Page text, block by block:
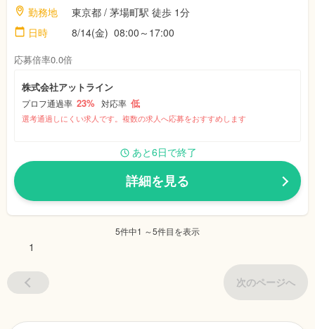
勤務地
東京都 / 茅場町駅 徒歩 1分
日時
8/14(金) 08:00～17:00
応募倍率0.0倍
株式会社アットライン
プロフ通過率 23% 対応率 低
選考通過しにくい求人です。複数の求人へ応募をおすすめします
あと6日で終了
詳細を見る
5件中1 ～5件目を表示
1
次のページへ